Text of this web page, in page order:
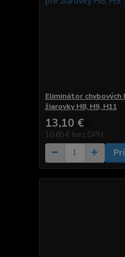
Eliminátor
žiarovky H8, H9, H11
13,10 €
10,65 € bez DPH